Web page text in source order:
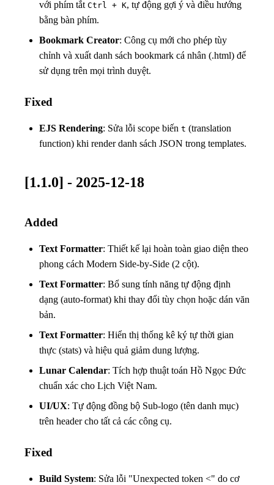
với phím tắt Ctrl + K, tự động gợi ý và điều hướng
bằng bàn phím.
Bookmark Creator: Công cụ mới cho phép tùy
chỉnh và xuất danh sách bookmark cá nhân (.html) để
sử dụng trên mọi trình duyệt.
Fixed
EJS Rendering: Sửa lỗi scope biến t (translation
function) khi render danh sách JSON trong templates.
[1.1.0] - 2025-12-18
Added
Text Formatter: Thiết kế lại hoàn toàn giao diện theo
phong cách Modern Side-by-Side (2 cột).
Text Formatter: Bổ sung tính năng tự động định
dạng (auto-format) khi thay đổi tùy chọn hoặc dán văn
bản.
Text Formatter: Hiển thị thống kê ký tự thời gian
thực (stats) và hiệu quả giảm dung lượng.
Lunar Calendar: Tích hợp thuật toán Hồ Ngọc Đức
chuẩn xác cho Lịch Việt Nam.
UI/UX: Tự động đồng bộ Sub-logo (tên danh mục)
trên header cho tất cả các công cụ.
Fixed
Build System: Sửa lỗi "Unexpected token <" do cơ